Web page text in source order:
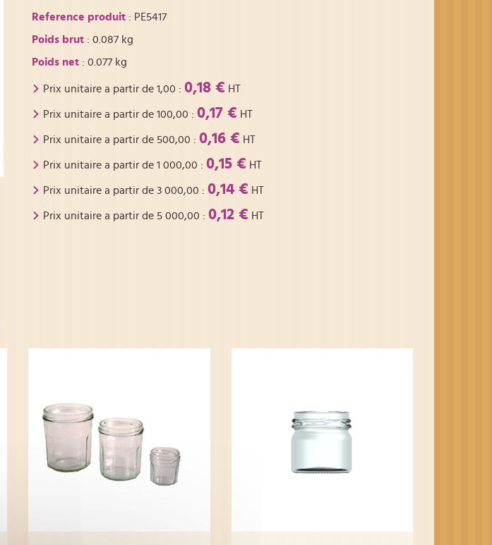
Reference produit : PE5417
Poids brut : 0.087 kg
Poids net : 0.077 kg
Prix unitaire a partir de 1,00 : 0,18 € HT
Prix unitaire a partir de 100,00 : 0,17 € HT
Prix unitaire a partir de 500,00 : 0,16 € HT
Prix unitaire a partir de 1 000,00 : 0,15 € HT
Prix unitaire a partir de 3 000,00 : 0,14 € HT
Prix unitaire a partir de 5 000,00 : 0,12 € HT